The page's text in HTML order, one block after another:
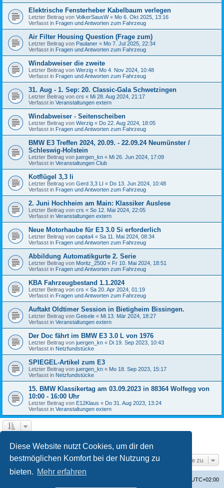
Diese Website nutzt Cookies, um dir den
bestmöglichen Komfort bei der Nutzung zu
bieten. Mehr erfahren
Elektrische Fensterheber Kabelbaum verlegen
Letzter Beitrag von VolkerSausW« Mo 6. Okt 2025, 13:16
Verfasst in Fragen und Antworten zum Fahrzeug
Air Filter Housing Question (Frage zum)
Letzter Beitrag von Paulaner « Mo 7. Jul 2025, 22:34
Verfasst in Fragen und Antworten zum Fahrzeug
Windabweiser die zweite
Letzter Beitrag von Werzig « Mo 4. Nov 2024, 10:48
Verfasst in Fragen und Antworten zum Fahrzeug
31. Aug - 1. Sep: 20. Classic-Gala Schwetzingen
Letzter Beitrag von crs « Mi 28. Aug 2024, 21:17
Verfasst in Veranstaltungen extern
Windabweiser - Seitenscheiben
Letzter Beitrag von Werzig « Do 22. Aug 2024, 18:05
Verfasst in Fragen und Antworten zum Fahrzeug
BMW E3 Treffen 2024, 20.09. - 22.09.24 Neumünster /
Schleswig-Holstein
Letzter Beitrag von juergen_kn « Mi 26. Jun 2024, 17:09
Verfasst in Veranstaltungen Club
Kotflügel 3,3 li
Letzter Beitrag von Gerd 3,3 LI « Do 13. Jun 2024, 10:48
Verfasst in Fragen und Antworten zum Fahrzeug
2. Juni Hochheim am Main: Klassiker Auslese
Letzter Beitrag von crs « So 12. Mai 2024, 22:05
Verfasst in Veranstaltungen extern
Neue Motorhaube für E3 3.0 Si erforderlich
Letzter Beitrag von capita4 « Sa 11. Mai 2024, 08:34
Verfasst in Fragen und Antworten zum Fahrzeug
Abbildung Automatikgurte 2. Serie
Letzter Beitrag von Moritz_2500 « Fr 10. Mai 2024, 18:51
Verfasst in Fragen und Antworten zum Fahrzeug
KBA Fahrzeugbestand 1.1.2024
Letzter Beitrag von crs « Sa 20. Apr 2024, 01:19
Verfasst in Fragen und Antworten zum Fahrzeug
Auftakt Oldtimer Session in Bietigheim Bissingen.
Letzter Beitrag von Geisele « Mi 13. Mär 2024, 18:27
Verfasst in Veranstaltungen extern
Der Doc fährt im BMW E3 3.0 L von 1976
Letzter Beitrag von juergen_kn « Di 19. Sep 2023, 10:43
Verfasst in Netzfundstücke
SPIEGEL-Artikel zum E3
Letzter Beitrag von juergen_kn « Mo 18. Sep 2023, 15:17
Verfasst in Netzfundstücke
15. BMW Klassikertag am 03.09.2023 in 88364 Wolfegg von
10:00 - 16:00 Uhr
Letzter Beitrag von E12Klaus « Do 31. Aug 2023, 13:24
Verfasst in Veranstaltungen extern
Gehe zu
UTC+02:00